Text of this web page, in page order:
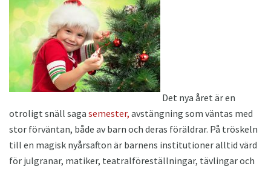
Det nya året är en
otroligt snäll saga semester, avstängning som väntas med
stor förväntan, både av barn och deras föräldrar. På tröskeln
till en magisk nyårsafton är barnens institutioner alltid värd
för julgranar, matiker, teatralföreställningar, tävlingar och